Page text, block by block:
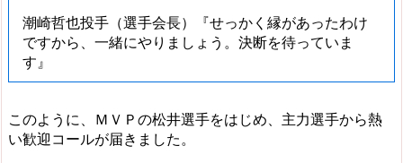
潮崎哲也投手（選手会長）『せっかく縁があったわけ
ですから、一緒にやりましょう。決断を待っていま
す』
このように、ＭＶＰの松井選手をはじめ、主力選手から熱
い歓迎コールが届きました。